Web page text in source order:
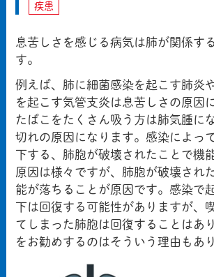
疾患
息苦しさを感じる病気は肺が関係す
す。
例えば、肺に細菌感染を起こす肺炎
を起こす気管支炎は息苦しさの原因
たばこをたくさん吸う方は肺気腫に
切れの原因になります。感染によっ
下する、肺胞が破壊されたことで機
原因は様々ですが、肺胞が破壊され
能が落ちることが原因です。感染で
下は回復する可能性がありますが、
てしまった肺胞は回復することはあ
をお勧めするのはそういう理由もあ